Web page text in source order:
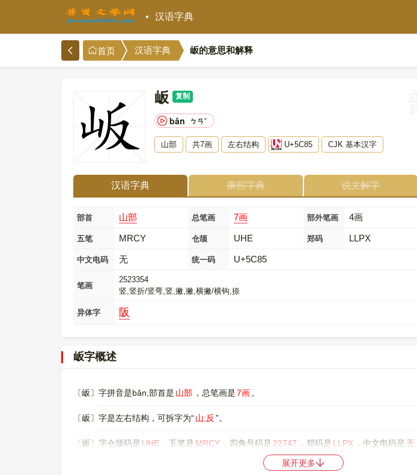
汉语字典
首页 汉语字典 岅的意思和解释
岅 复制
bǎn ㄅㄢˇ
山部 共7画 左右结构 U+5C85 CJK 基本汉字
汉语字典 康熙字典 说文解字
部首 山部 总笔画 7画 部外笔画 4画
五笔 MRCY 仓颉 UHE 郑码 LLPX
中文电码 无 统一码 U+5C85
笔画
2523354
竖,竖折/竖弯,竖,撇,撇,横撇/横钩,捺
异体字 阪
岅字概述
〔岅〕字拼音是bǎn,部首是 山部 ，总笔画是7画 。
〔岅〕字是左右结构，可拆字为“山;反 ”。
〔岅〕字仓颉码是 UHE ，五笔是 MRCY ，四角号码是 22747 ，郑码是 LLPX ，中文电码是 无
，位于UNICODE的中日韩统一表意文字 (基本汉字)
展开更多